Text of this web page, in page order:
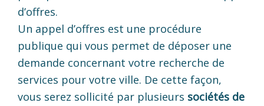
d’offres.
Un appel d’offres est une procédure
publique qui vous permet de déposer une
demande concernant votre recherche de
services pour votre ville. De cette façon,
vous serez sollicité par plusieurs sociétés de